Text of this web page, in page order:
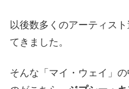
以後数多くのアーティス
てきました。
そんな「マイ・ウェイ」